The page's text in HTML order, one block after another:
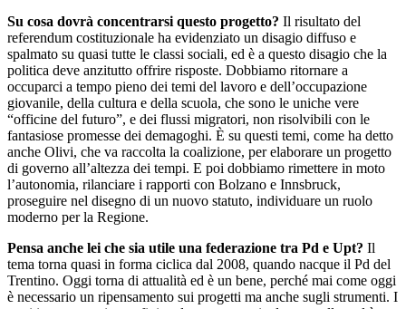
Su cosa dovrà concentrarsi questo progetto? Il risultato del
referendum costituzionale ha evidenziato un disagio diffuso e
spalmato su quasi tutte le classi sociali, ed è a questo disagio che la
politica deve anzitutto offrire risposte. Dobbiamo ritornare a
occuparci a tempo pieno dei temi del lavoro e dell’occupazione
giovanile, della cultura e della scuola, che sono le uniche vere
“officine del futuro”, e dei flussi migratori, non risolvibili con le
fantasiose promesse dei demagoghi. È su questi temi, come ha detto
anche Olivi, che va raccolta la coalizione, per elaborare un progetto
di governo all’altezza dei tempi. E poi dobbiamo rimettere in moto
l’autonomia, rilanciare i rapporti con Bolzano e Innsbruck,
proseguire nel disegno di un nuovo statuto, individuare un ruolo
moderno per la Regione.
Pensa anche lei che sia utile una federazione tra Pd e Upt? Il
tema torna quasi in forma ciclica dal 2008, quando nacque il Pd del
Trentino. Oggi torna di attualità ed è un bene, perché mai come oggi
è necessario un ripensamento sui progetti ma anche sugli strumenti. I